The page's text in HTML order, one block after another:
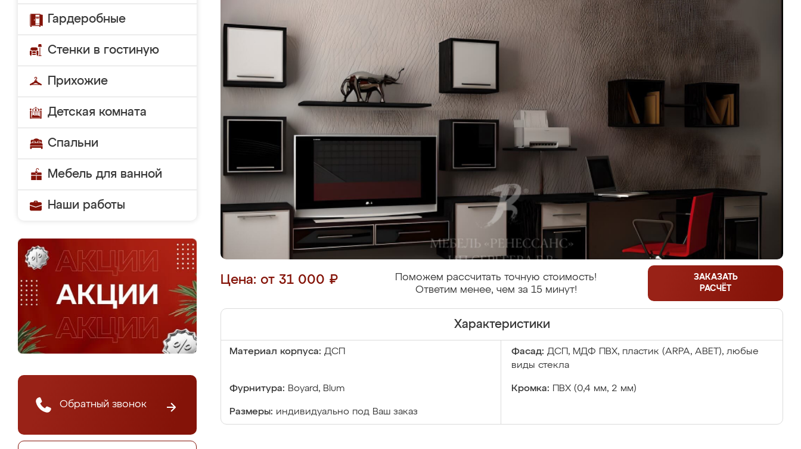
Гардеробные
Стенки в гостиную
Прихожие
Детская комната
Спальни
Мебель для ванной
Наши работы
Обратный звонок
Цена: от 31 000 ₽
Поможем рассчитать точную стоимость!
Ответим менее, чем за 15 минут!
ЗАКАЗАТЬ
РАСЧЁТ
Характеристики
Материал корпуса: ДСП Фасад: ДСП, МДФ ПВХ, пластик (ARPA, ABET), любые
виды стекла
Фурнитура: Boyard, Blum Кромка: ПВХ (0,4 мм, 2 мм)
Размеры: индивидуально под Ваш заказ